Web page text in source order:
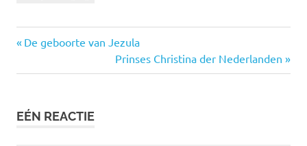
Bericht
navigatie
Vorige
De geboorte van Jezula
Volgende
bericht:
Prinses Christina der Nederlanden
EÉN REACTIE